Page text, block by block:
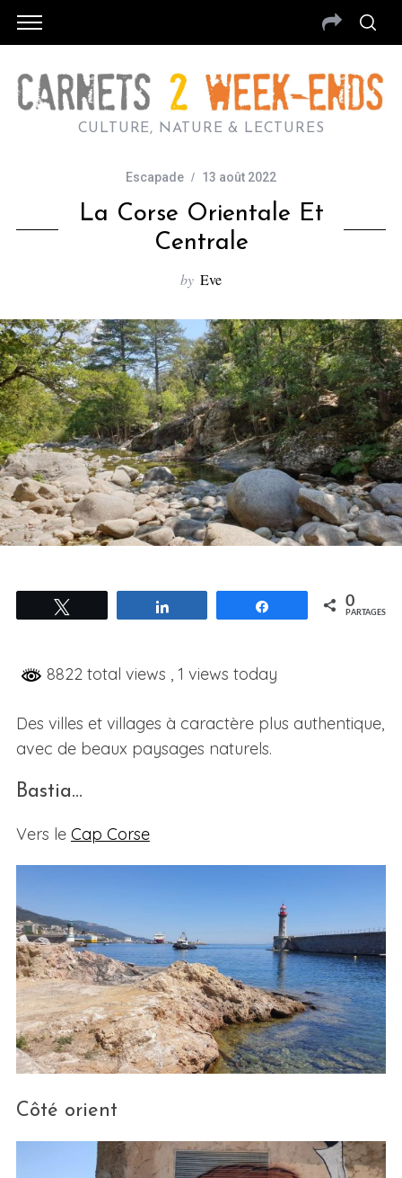
CULTURE, NATURE & LECTURES
Escapade 13 août 2022
La Corse Orientale Et
Centrale
by Eve
Partagez 0
PARTAGES
8822 total views , 1 views today
Des villes et villages à caractère plus authentique,
avec de beaux paysages naturels.
Bastia…
Vers le Cap Corse
Côté orient